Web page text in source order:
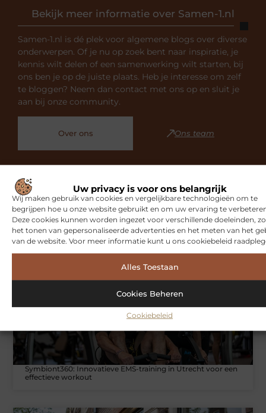
Uw privacy is voor ons belangrijk
Wij maken gebruik van cookies en vergelijkbare technologieën om te
begrijpen hoe u onze website gebruikt en om uw ervaring te
Deze cookies kunnen worden ingezet voor verschillende doeleinden,
het tonen van gepersonaliseerde advertenties en het meten van het
van de website. Voor meer informatie kunt u ons cookiebeleid
Alles Toestaan
Cookies Beheren
Cookiebeleid
Bekijk meer informatie over Samen-1.nl
Samen-1.nl is dé plek voor algemene blogs over diverse
onderwerpen. Of je nu op zoek bent naar inspiratie, je
kennis wilt delen of een samenwerking wilt starten, bij
ons ben je op de juiste plaats. Heb je interesse om zelf
te bloggen? Neem dan contact met ons op en sluit je
aan bij onze community.
Over ons Ons team
Gerelateerde artikelendie u
mogelijk interesseren
Symbiont360: Innovatieve EMS-training in Utrecht voor een
effectieve workout